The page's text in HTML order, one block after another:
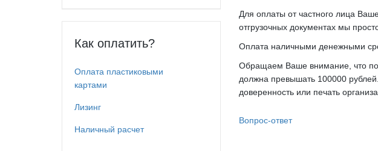
Как оплатить?
Оплата пластиковыми
картами
Лизинг
Наличный расчет
Для оплаты от частного лица
отгрузочных документах мы
Оплата наличными денежными
Обращаем Ваше внимание, что по
должна превышать 100000
доверенность или печать
Вопрос-ответ